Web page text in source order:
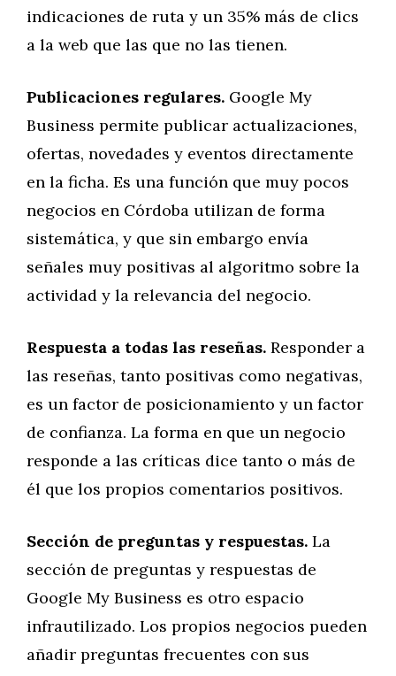
indicaciones de ruta y un 35% más de clics
a la web que las que no las tienen.
Publicaciones regulares. Google My
Business permite publicar actualizaciones,
ofertas, novedades y eventos directamente
en la ficha. Es una función que muy pocos
negocios en Córdoba utilizan de forma
sistemática, y que sin embargo envía
señales muy positivas al algoritmo sobre la
actividad y la relevancia del negocio.
Respuesta a todas las reseñas. Responder a
las reseñas, tanto positivas como negativas,
es un factor de posicionamiento y un factor
de confianza. La forma en que un negocio
responde a las críticas dice tanto o más de
él que los propios comentarios positivos.
Sección de preguntas y respuestas. La
sección de preguntas y respuestas de
Google My Business es otro espacio
infrautilizado. Los propios negocios pueden
añadir preguntas frecuentes con sus